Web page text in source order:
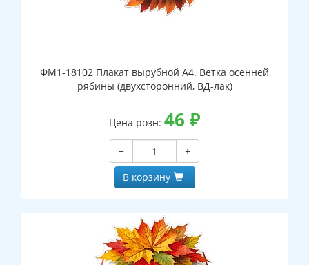
ФМ1-18102 Плакат вырубной А4. Ветка осенней
рябины (двухсторонний, ВД-лак)
Цена розн: 46 ₽
−
+
В корзину